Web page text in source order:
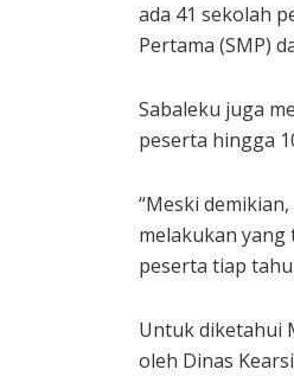
ada 41 sekolah
Pertama (SMP)
Sabaleku juga
peserta hingga
“Meski
melakukan
peserta tiap
Untuk diketahui
oleh Dinas